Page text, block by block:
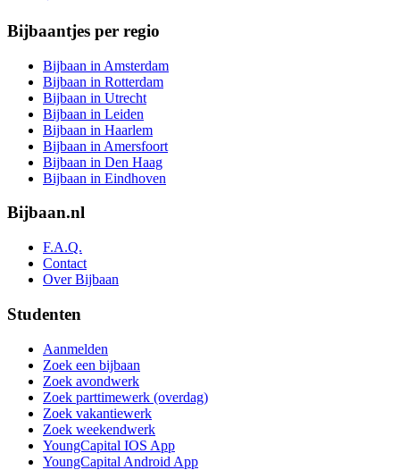
Bijbaantjes per regio
Bijbaan in Amsterdam
Bijbaan in Rotterdam
Bijbaan in Utrecht
Bijbaan in Leiden
Bijbaan in Haarlem
Bijbaan in Amersfoort
Bijbaan in Den Haag
Bijbaan in Eindhoven
Bijbaan.nl
F.A.Q.
Contact
Over Bijbaan
Studenten
Aanmelden
Zoek een bijbaan
Zoek avondwerk
Zoek parttimewerk (overdag)
Zoek vakantiewerk
Zoek weekendwerk
YoungCapital IOS App
YoungCapital Android App